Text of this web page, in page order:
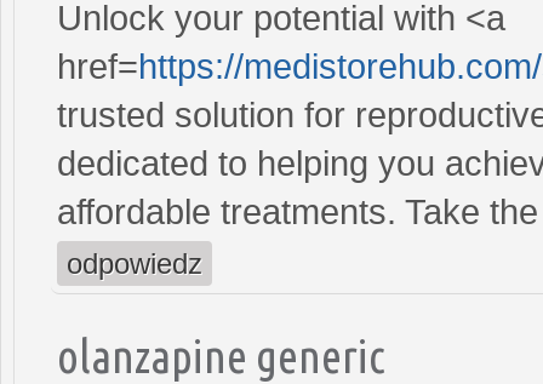
Unlock your potential with <a
href=https://
trusted solution for
dedicated to helping you
affordable treatments. Take
odpowiedz
olanzapine generic